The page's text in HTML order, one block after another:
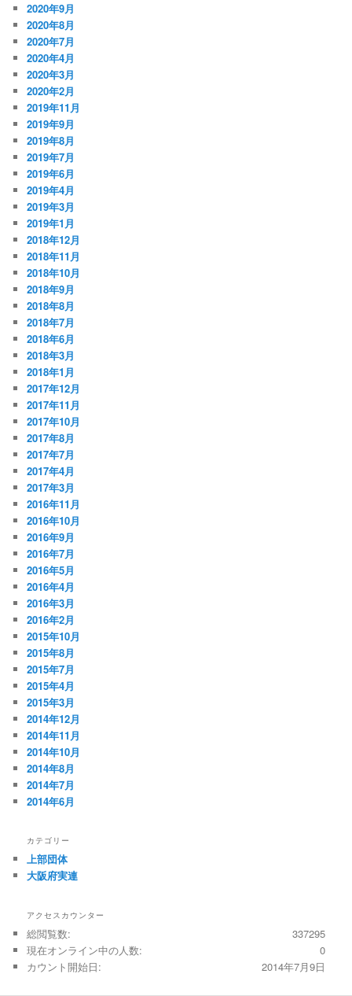
2020年9月
2020年8月
2020年7月
2020年4月
2020年3月
2020年2月
2019年11月
2019年9月
2019年8月
2019年7月
2019年6月
2019年4月
2019年3月
2019年1月
2018年12月
2018年11月
2018年10月
2018年9月
2018年8月
2018年7月
2018年6月
2018年3月
2018年1月
2017年12月
2017年11月
2017年10月
2017年8月
2017年7月
2017年4月
2017年3月
2016年11月
2016年10月
2016年9月
2016年7月
2016年5月
2016年4月
2016年3月
2016年2月
2015年10月
2015年8月
2015年7月
2015年4月
2015年3月
2014年12月
2014年11月
2014年10月
2014年8月
2014年7月
2014年6月
カテゴリー
上部団体
大阪府実連
アクセスカウンター
337295
総閲覧数:
0
現在オンライン中の人数:
2014年7月9日
カウント開始日: